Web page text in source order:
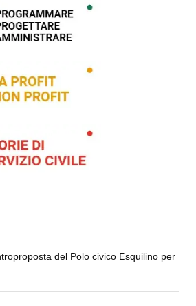
del Polo civico Esquilino per